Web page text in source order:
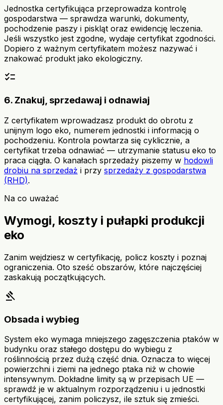
Jednostka certyfikująca przeprowadza kontrolę
gospodarstwa — sprawdza warunki, dokumenty,
pochodzenie paszy i piskląt oraz ewidencję leczenia.
Jeśli wszystko jest zgodne, wydaje certyfikat zgodności.
Dopiero z ważnym certyfikatem możesz nazywać i
znakować produkt jako ekologiczny.
checklist
6. Znakuj, sprzedawaj i odnawiaj
Z certyfikatem wprowadzasz produkt do obrotu z
unijnym logo eko, numerem jednostki i informacją o
pochodzeniu. Kontrola powtarza się cyklicznie, a
certyfikat trzeba odnawiać — utrzymanie statusu eko to
praca ciągła. O kanałach sprzedaży piszemy w hodowli
drobiu na sprzedaż i przy sprzedaży z gospodarstwa
(RHD).
Na co uważać
Wymogi, koszty i pułapki produkcji
eko
Zanim wejdziesz w certyfikację, policz koszty i poznaj
ograniczenia. Oto sześć obszarów, które najczęściej
zaskakują początkujących.
gavel
Obsada i wybieg
System eko wymaga mniejszego zagęszczenia ptaków w
budynku oraz stałego dostępu do wybiegu z
roślinnością przez dużą część dnia. Oznacza to więcej
powierzchni i ziemi na jednego ptaka niż w chowie
intensywnym. Dokładne limity są w przepisach UE —
sprawdź je w aktualnym rozporządzeniu i u jednostki
certyfikującej, zanim policzysz, ile sztuk się zmieści.